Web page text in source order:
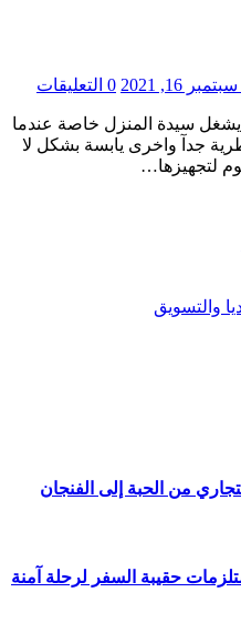
سبتمبر 16, 2021 0 التعليقات
جدآ واخرى يابسة بشكل لا
لتجهيزها…
والتسويق
من الحبة إلى الفنجان
حقيبة السفر لرحلة آمنة